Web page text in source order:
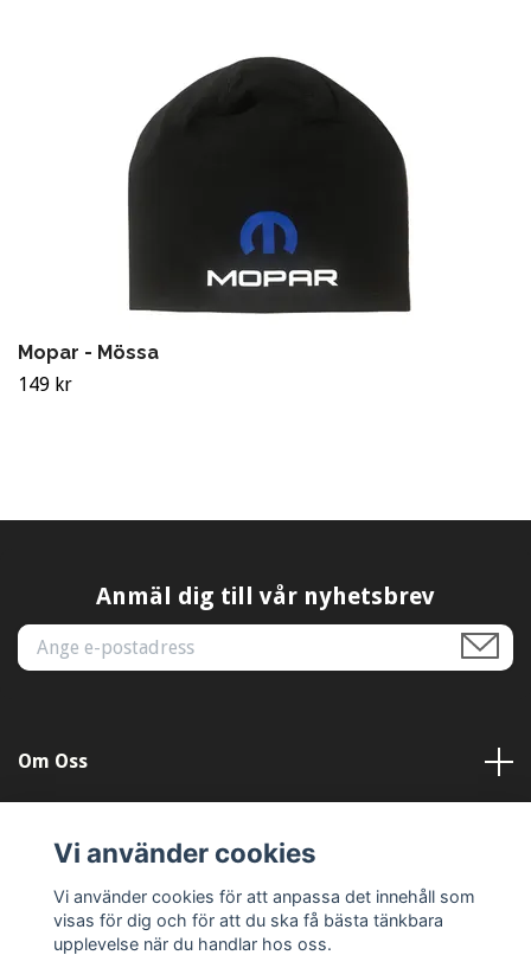
Mopar - Mössa
149 kr
Anmäl dig till vår nyhetsbrev
Om Oss
Läs mer
Vi använder cookies
Vi använder cookies för att anpassa det innehåll som
visas för dig och för att du ska få bästa tänkbara
upplevelse när du handlar hos oss.